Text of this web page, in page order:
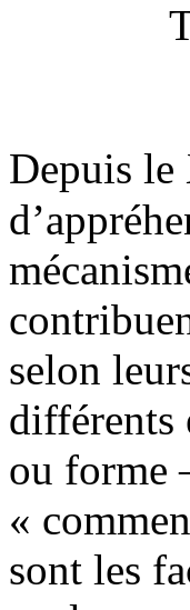
Depuis
selon
différents
ou forme
«
sont les